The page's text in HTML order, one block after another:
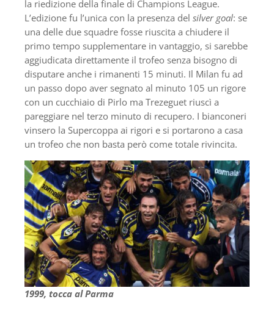
la riedizione della finale di Champions League.
L’edizione fu l’unica con la presenza del silver goal: se
una delle due squadre fosse riuscita a chiudere il
primo tempo supplementare in vantaggio, si sarebbe
aggiudicata direttamente il trofeo senza bisogno di
disputare anche i rimanenti 15 minuti. Il Milan fu ad
un passo dopo aver segnato al minuto 105 un rigore
con un cucchiaio di Pirlo ma Trezeguet riuscì a
pareggiare nel terzo minuto di recupero. I bianconeri
vinsero la Supercoppa ai rigori e si portarono a casa
un trofeo che non basta però come totale rivincita.
1999, tocca al Parma